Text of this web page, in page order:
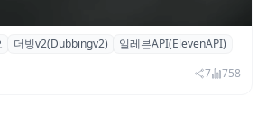
정·퍼포먼스 재현하는 ‘더빙
더빙v2(Dubbingv2)
일레븐API(ElevenAPI)
7 758